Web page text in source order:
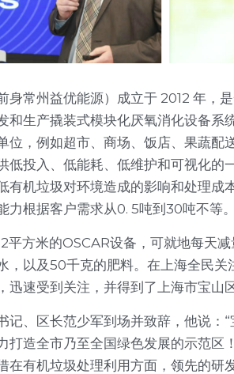
身常州益优能源）成立于 2012 年，
和生产撬装式模块化厌氧消化设备
位，例如超市、商场、饭店、果蔬配
低投入、低能耗、低维护和可视化的
有机垃圾对环境造成的影响和处理成
力根据客户需求从0. 5吨到30吨不等。
平方米的OSCAR设备，可就地每天
，以及50千克的肥料。在上海全民
迅速受到关注，并得到了上海市宝山
记、区长范少军到场并致辞，他说：
打造全市乃至全国绿色发展的示范区
在有机垃圾处理利用方面，领先的